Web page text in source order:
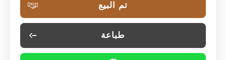
تم البيع
طباعة